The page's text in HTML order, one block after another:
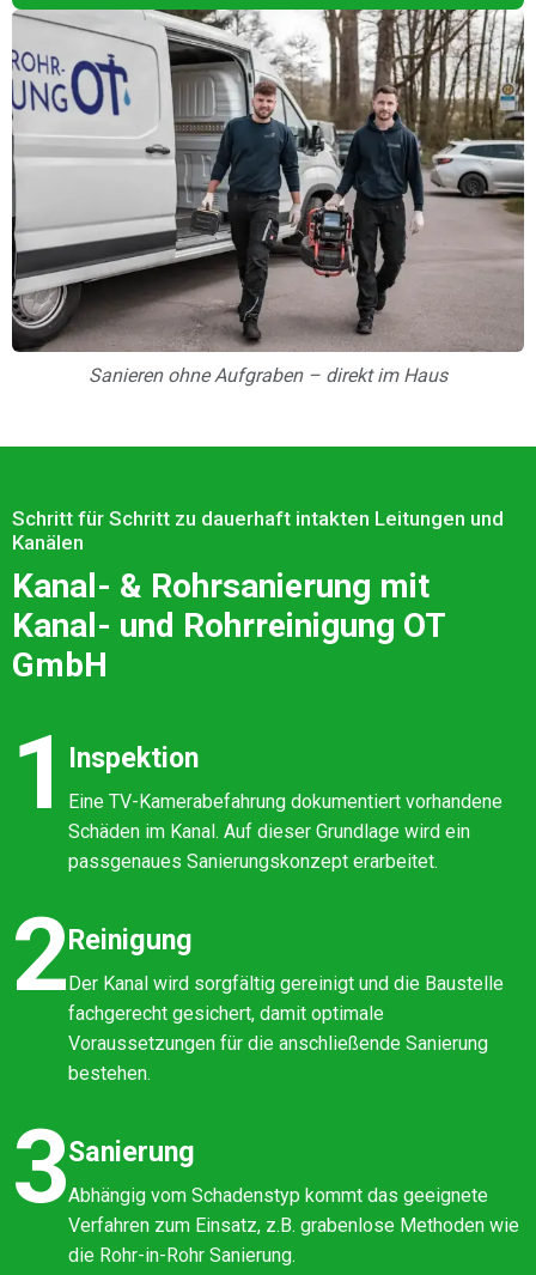
Sanieren ohne Aufgraben – direkt im Haus
Schritt für Schritt zu dauerhaft intakten Leitungen und
Kanälen
Kanal- & Rohrsanierung mit
Kanal- und Rohrreinigung OT
GmbH
1 Inspektion
Eine TV-Kamerabefahrung dokumentiert vorhandene
Schäden im Kanal. Auf dieser Grundlage wird ein
passgenaues Sanierungskonzept erarbeitet.
2Reinigung
Der Kanal wird sorgfältig gereinigt und die Baustelle
fachgerecht gesichert, damit optimale
Voraussetzungen für die anschließende Sanierung
bestehen.
3Sanierung
Abhängig vom Schadenstyp kommt das geeignete
Verfahren zum Einsatz, z.B. grabenlose Methoden wie
die Rohr-in-Rohr Sanierung.